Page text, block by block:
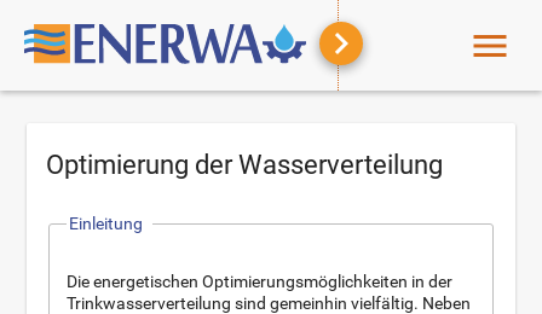
menu
Optimierung der Wasserverteilung
Einleitung
Die energetischen Optimierungsmöglichkeiten in der
Trinkwasserverteilung sind gemeinhin vielfältig. Neben